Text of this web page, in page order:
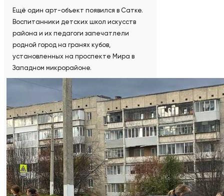
Ещё один арт-объект появился в Сатке.
Воспитанники детских школ искусств
района и их педагоги запечатлели
родной город на гранях кубов,
установленных на проспекте Мира в
Западном микрорайоне.